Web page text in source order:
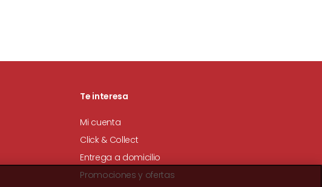
Te interesa
Mi cuenta
Click & Collect
Entrega a domicilio
Promociones y ofertas